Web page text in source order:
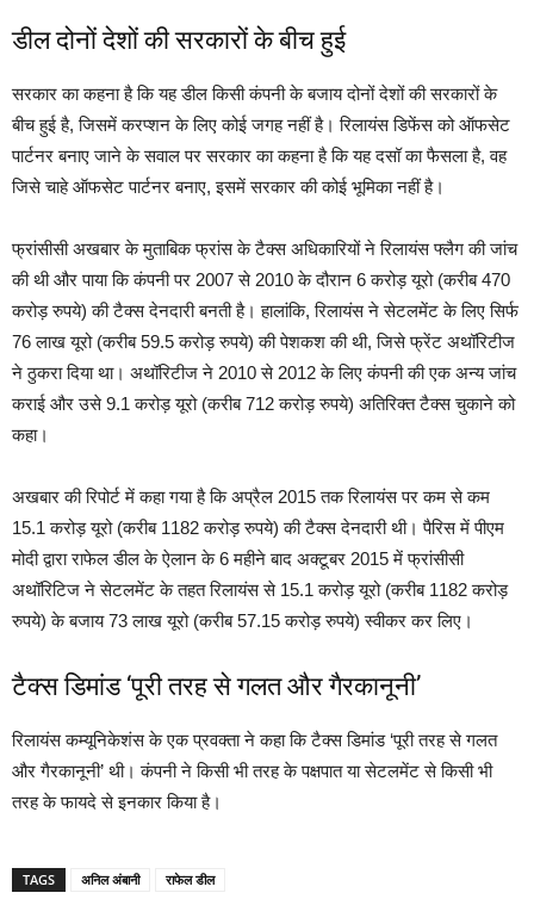
डील दोनों देशों की सरकारों के बीच हुई
सरकार का कहना है कि यह डील किसी कंपनी के बजाय दोनों देशों की सरकारों के
बीच हुई है, जिसमें करप्शन के लिए कोई जगह नहीं है। रिलायंस डिफेंस को ऑफसेट
पार्टनर बनाए जाने के सवाल पर सरकार का कहना है कि यह दसॉ का फैसला है, वह
जिसे चाहे ऑफसेट पार्टनर बनाए, इसमें सरकार की कोई भूमिका नहीं है।
फ्रांसीसी अखबार के मुताबिक फ्रांस के टैक्स अधिकारियों ने रिलायंस फ्लैग की जांच
की थी और पाया कि कंपनी पर 2007 से 2010 के दौरान 6 करोड़ यूरो (करीब 470
करोड़ रुपये) की टैक्स देनदारी बनती है। हालांकि, रिलायंस ने सेटलमेंट के लिए सिर्फ
76 लाख यूरो (करीब 59.5 करोड़ रुपये) की पेशकश की थी, जिसे फ्रेंट अथॉरिटीज
ने ठुकरा दिया था। अथॉरिटीज ने 2010 से 2012 के लिए कंपनी की एक अन्य जांच
कराई और उसे 9.1 करोड़ यूरो (करीब 712 करोड़ रुपये) अतिरिक्त टैक्स चुकाने को
कहा।
अखबार की रिपोर्ट में कहा गया है कि अप्रैल 2015 तक रिलायंस पर कम से कम
15.1 करोड़ यूरो (करीब 1182 करोड़ रुपये) की टैक्स देनदारी थी। पैरिस में पीएम
मोदी द्वारा राफेल डील के ऐलान के 6 महीने बाद अक्टूबर 2015 में फ्रांसीसी
अथॉरिटिज ने सेटलमेंट के तहत रिलायंस से 15.1 करोड़ यूरो (करीब 1182 करोड़
रुपये) के बजाय 73 लाख यूरो (करीब 57.15 करोड़ रुपये) स्वीकर कर लिए।
टैक्स डिमांड ‘पूरी तरह से गलत और गैरकानूनी’
रिलायंस कम्यूनिकेशंस के एक प्रवक्ता ने कहा कि टैक्स डिमांड ‘पूरी तरह से गलत
और गैरकानूनी’ थी। कंपनी ने किसी भी तरह के पक्षपात या सेटलमेंट से किसी भी
तरह के फायदे से इनकार किया है।
TAGS अनिल अंबानी राफेल डील